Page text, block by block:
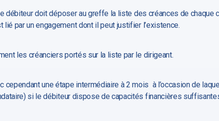
débiteur doit déposer au greffe la liste des créances de
par un engagement dont il peut justifier l’existence.
les créanciers portés sur la liste par le dirigeant.
cependant une étape intermédiaire à 2 mois à l’occasion de
si le débiteur dispose de capacités financières